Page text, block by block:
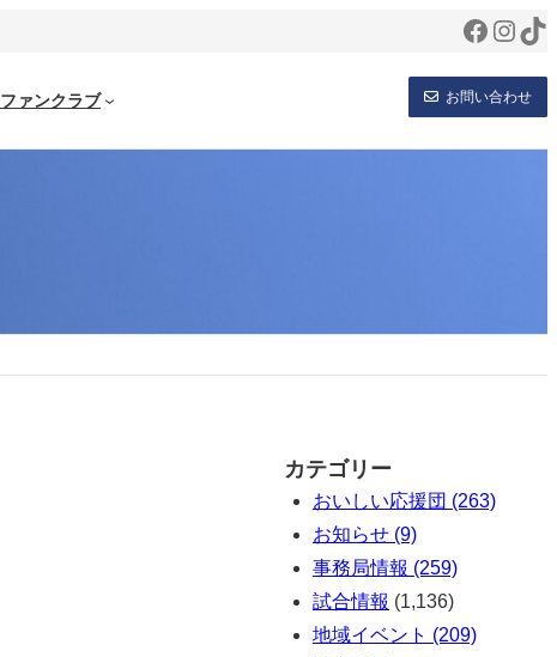
ファンクラブ お問い合わせ
カテゴリー
おいしい応援団 (263)
お知らせ (9)
事務局情報 (259)
試合情報 (1,136)
地域イベント (209)